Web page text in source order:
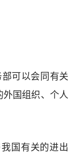
可以会同有关
国组织、个人
国有关的进出